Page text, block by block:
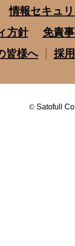
情報セキュ
方針
免責
皆様へ
採
© Satofull